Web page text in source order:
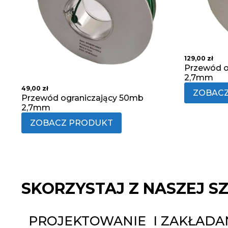
49,00 zł
Przewód ograniczający 50mb
2,7mm
ZOBACZ PRODUKT
129,00 zł
Przewód
2,7mm
SKORZYSTAJ Z NASZEJ
PROJEKTOWANIE I